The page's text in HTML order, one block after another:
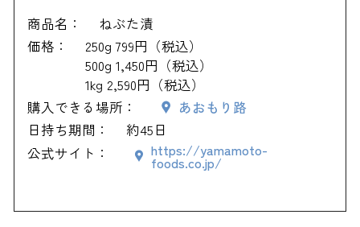
商品名：
ねぶた漬
価格：
250g 799円（税込）
500g 1,450円（税込）
1kg 2,590円（税込）
購入できる場所：
あおもり路
日持ち期間：
約45日
公式サイト：
https://yamamoto-
foods.co.jp/